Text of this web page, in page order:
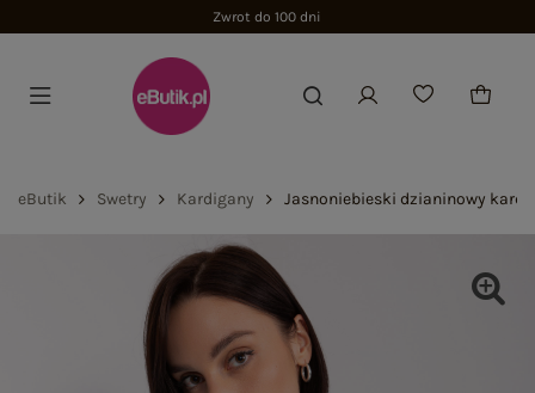
eButik Swetry Kardigany Jasnoniebieski dzianinowy